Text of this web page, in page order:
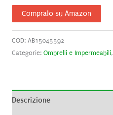
Compralo su Amazon
COD: AB15045592
Categorie: Ombrelli e Impermeabili,
Descrizione